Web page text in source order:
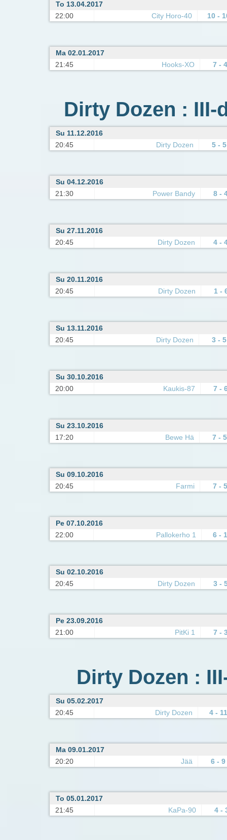
To 13.04.2017
22:00
City Horo-40 10 -
Ma 02.01.2017
21:45
Hooks-XO 7 - 4
Dirty Dozen :
Su 11.12.2016
20:45
Dirty Dozen 5 - 5
Su 04.12.2016
21:30
Power Bandy 8 -
Su 27.11.2016
20:45
Dirty Dozen 4 -
Su 20.11.2016
20:45
Dirty Dozen 1 -
Su 13.11.2016
20:45
Dirty Dozen 3 - 5
Su 30.10.2016
20:00
Kaukis-87 7 -
Su 23.10.2016
17:20
Bewe Hä 7 - 5
Su 09.10.2016
20:45
Farmi 7 - 5
Pe 07.10.2016
22:00
Pallokerho 1 6 -
Su 02.10.2016
20:45
Dirty Dozen 3 -
Pe 23.09.2016
21:00
PitKi 1 7 -
Dirty Dozen :
Su 05.02.2017
20:45
Dirty Dozen 4 - 11
Ma 09.01.2017
20:20
Jää 6 - 9
To 05.01.2017
21:45
KaPa-90 4 -